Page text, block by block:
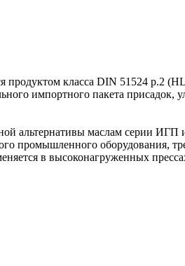
продуктом класса DIN 51524 p.2
импортного пакета
альтернативы маслам серии
промышленного
в высоконагруженных